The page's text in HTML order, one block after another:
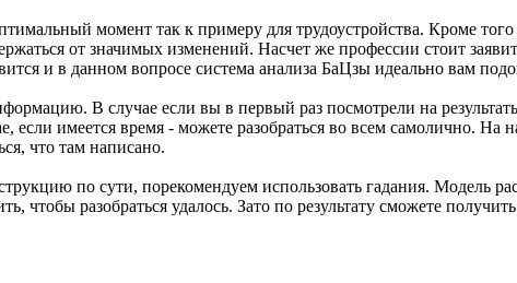
момент так к примеру для трудоустройства. Кроме
от значимых изменений. Насчет же профессии стоит
и в данном вопросе система анализа БаЦзы идеально вам
В случае если вы в первый раз посмотрели на
имеется время - можете разобраться во всем самолично. На
что там написано.
по сути, порекомендуем использовать гадания. Модель
чтобы разобраться удалось. Зато по результату сможете